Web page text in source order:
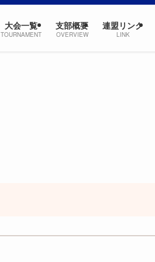
大会一覧
TOURNAMENT
支部概要
OVERVIEW
連盟リンク
LINK